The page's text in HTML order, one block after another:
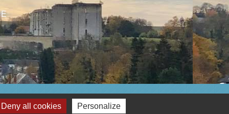
Plan du site - Gestion des cookies
all cookies Personalize